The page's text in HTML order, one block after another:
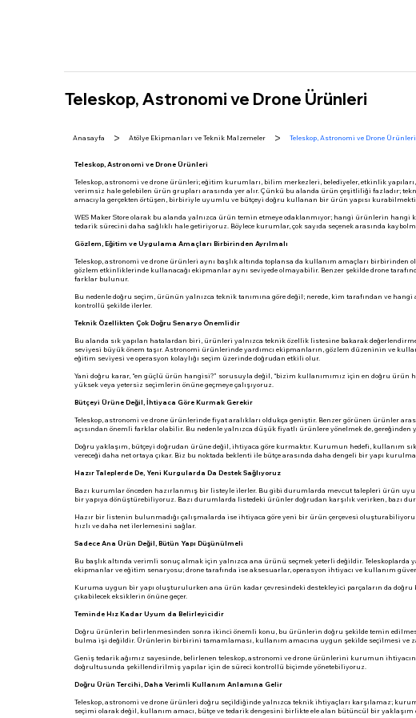
Teleskop, Astronomi ve Drone Ürünleri
Anasayfa > Atölye Ekipmanları ve Teknik Malzemeler > Teleskop, Astronomi ve Drone Ürünleri
Teleskop, Astronomi ve Drone Ürünleri
Teleskop, astronomi ve drone ürünleri; eğitim kurumları, bilim merkezleri, belediyeler, etkinlik
verimsiz hale gelebilen ürün grupları arasında yer alır. Çünkü bu alanda ürün çeşitliliği fazladır;
amacıyla gerçekten örtüşen, birbiriyle uyumlu ve bütçeyi doğru kullanan bir ürün yapısı
WES Maker Store olarak bu alanda yalnızca ürün temin etmeye odaklanmıyor; hangi ürünlerin
tedarik sürecini daha sağlıklı hale getiriyoruz. Böylece kurumlar, çok sayıda seçenek arasında
Gözlem, Eğitim ve Uygulama Amaçları Birbirinden Ayrılmalı
Teleskop, astronomi ve drone ürünleri aynı başlık altında toplansa da kullanım amaçları
gözlem etkinliklerinde kullanacağı ekipmanlar aynı seviyede olmayabilir. Benzer şekilde drone
farklar bulunur.
Bu nedenle doğru seçim, ürünün yalnızca teknik tanımına göre değil; nerede, kim tarafından ve
kontrollü şekilde ilerler.
Teknik Özellikten Çok Doğru Senaryo Önemlidir
Bu alanda sık yapılan hatalardan biri, ürünleri yalnızca teknik özellik listesine bakarak
seviyesi büyük önem taşır. Astronomi ürünlerinde yardımcı ekipmanların, gözlem düzeninin ve
eğitim seviyesi ve operasyon kolaylığı seçim üzerinde doğrudan etkili olur.
Yani doğru karar, “en güçlü ürün hangisi?” sorusuyla değil, “bizim kullanımımız için en doğru
yüksek veya yetersiz seçimlerin önüne geçmeye çalışıyoruz.
Bütçeyi Ürüne Değil, İhtiyaca Göre Kurmak Gerekir
Teleskop, astronomi ve drone ürünlerinde fiyat aralıkları oldukça geniştir. Benzer görünen ürünler
açısından önemli farklar olabilir. Bu nedenle yalnızca düşük fiyatlı ürünlere yönelmek de, gereğinden
Doğru yaklaşım, bütçeyi doğrudan ürüne değil, ihtiyaca göre kurmaktır. Kurumun hedefi, kullanım
vereceği daha net ortaya çıkar. Biz bu noktada beklenti ile bütçe arasında daha dengeli bir yapı
Hazır Taleplerde De, Yeni Kurgularda Da Destek Sağlıyoruz
Bazı kurumlar önceden hazırlanmış bir listeyle ilerler. Bu gibi durumlarda mevcut talepleri ürün
bir yapıya dönüştürebiliyoruz. Bazı durumlarda listedeki ürünler doğrudan karşılık verirken, bazı
Hazır bir listenin bulunmadığı çalışmalarda ise ihtiyaca göre yeni bir ürün çerçevesi
hızlı ve daha net ilerlemesini sağlar.
Sadece Ana Ürün Değil, Bütün Yapı Düşünülmeli
Bu başlık altında verimli sonuç almak için yalnızca ana ürünü seçmek yeterli değildir. Teleskoplarda
ekipmanlar ve eğitim senaryosu; drone tarafında ise aksesuarlar, operasyon ihtiyacı ve kullanım
Kuruma uygun bir yapı oluşturulurken ana ürün kadar çevresindeki destekleyici parçaların da doğru
çıkabilecek eksiklerin önüne geçer.
Teminde Hız Kadar Uyum da Belirleyicidir
Doğru ürünlerin belirlenmesinden sonra ikinci önemli konu, bu ürünlerin doğru şekilde temin
bulma işi değildir. Ürünlerin birbirini tamamlaması, kullanım amacına uygun şekilde seçilmesi ve
Geniş tedarik ağımız sayesinde, belirlenen teleskop, astronomi ve drone ürünlerini kurumun
doğrultusunda şekillendirilmiş yapılar için de süreci kontrollü biçimde yönetebiliyoruz.
Doğru Ürün Tercihi, Daha Verimli Kullanım Anlamına Gelir
Teleskop, astronomi ve drone ürünleri doğru seçildiğinde yalnızca teknik ihtiyaçları karşılamaz;
seçimi olarak değil, kullanım amacı, bütçe ve tedarik dengesini birlikte ele alan bütüncül bir